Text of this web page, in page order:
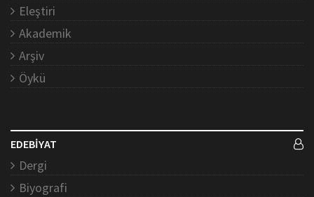
Eleştiri
Akademik
Arşiv
Öykü
EDEBİYAT
Dergi
Biyografi